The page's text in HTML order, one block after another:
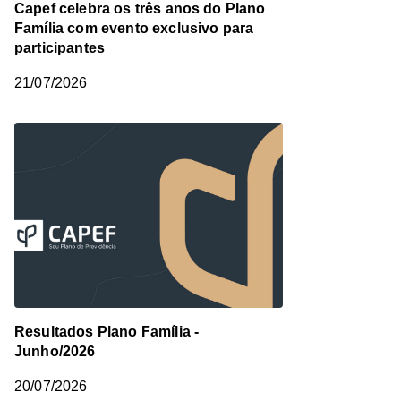
Capef celebra os três anos do Plano
Família com evento exclusivo para
participantes
21/07/2026
Resultados Plano Família -
Junho/2026
20/07/2026